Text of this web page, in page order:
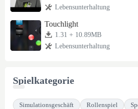
Lebensunterhaltung
Touchlight
1.31 + 10.89MB
Lebensunterhaltung
Spielkategorie
Simulationsgeschäft Rollenspiel